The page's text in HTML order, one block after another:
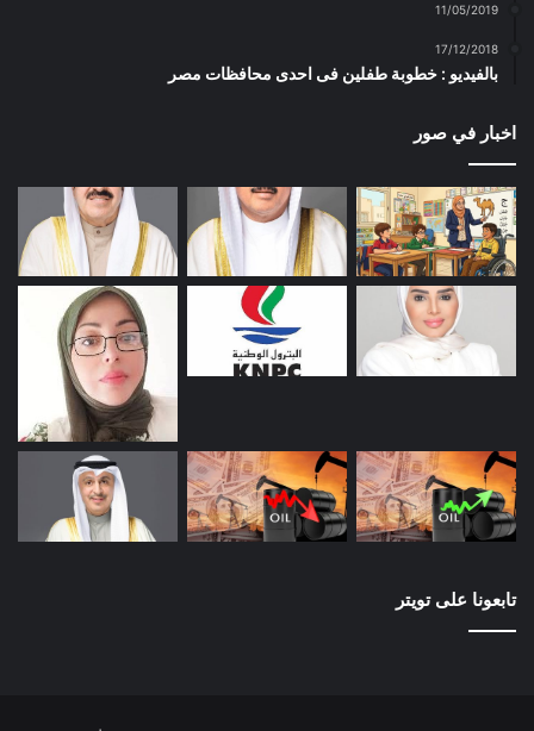
11/05/2019
17/12/2018
بالفيديو : خطوبة طفلين فى احدى محافظات مصر
اخبار في صور
تابعونا على تويتر